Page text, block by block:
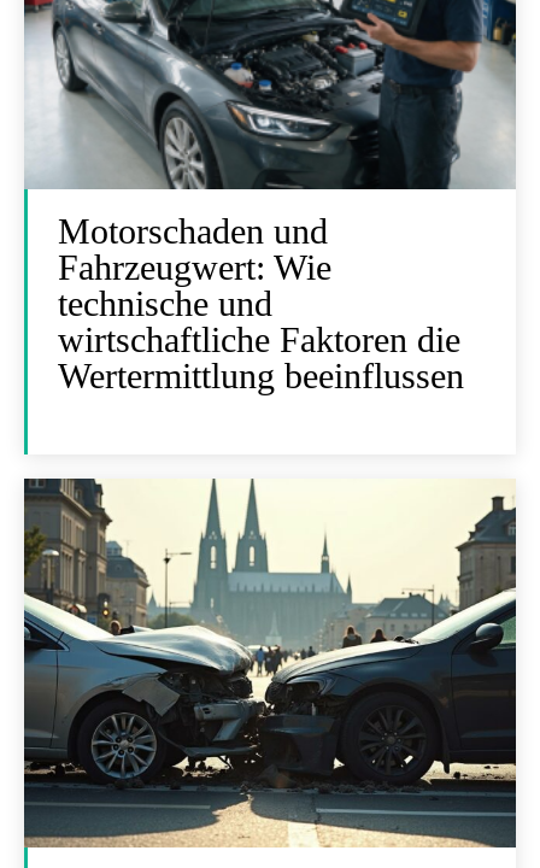
Motorschaden und
Fahrzeugwert: Wie
technische und
wirtschaftliche Faktoren die
Wertermittlung beeinflussen